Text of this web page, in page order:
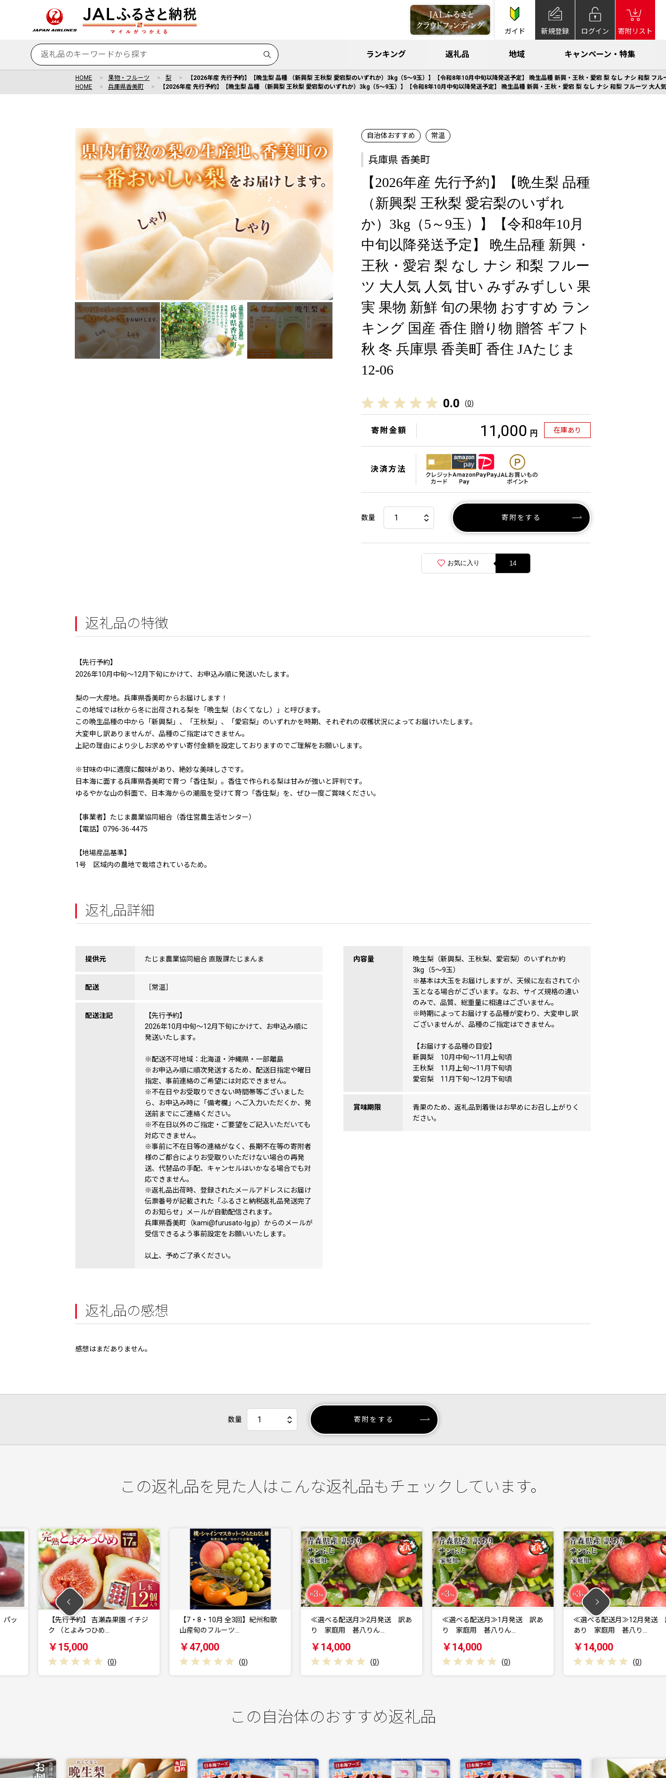
ガイド 新規登録 ログイン 寄附リスト
ランキング 返礼品 地域 キャンペーン・特集
HOME 果物・フルーツ 梨
【2026年産 先行予約】【晩生梨 品種 （新興梨 王秋梨 愛宕梨のいずれか）3kg（5～9玉）】【令和8年10月中旬以降発送予定】 晩生品種 新興・王秋・愛宕 梨 なし ナシ 和梨
HOME
兵庫県香美町 【2026年産 先行予約】【晩生梨 品種 （新興梨 王秋梨 愛宕梨のいずれか）3kg（5～9玉）】【令和8年10月中旬以降発送予定】 晩生品種 新興・王秋・愛宕 梨 なし ナシ 和梨 フルーツ 大
自治体おすすめ 常温
兵庫県 香美町
【2026年産 先行予約】【晩生梨 品種
（新興梨 王秋梨 愛宕梨のいずれ
か）3kg（5～9玉）】【令和8年10月
中旬以降発送予定】 晩生品種 新興・
王秋・愛宕 梨 なし ナシ 和梨 フルー
ツ 大人気 人気 甘い みずみずしい 果
実 果物 新鮮 旬の果物 おすすめ ラン
キング 国産 香住 贈り物 贈答 ギフト
秋 冬 兵庫県 香美町 香住 JAたじま
12-06
0.0 (0)
寄附金額 11,000 円 在庫あり
決済方法
数量 寄附をする
お気に入り 14
返礼品の特徴
【先行予約】
2026年10月中旬～12月下旬にかけて、お申込み順に発送いたします。
梨の一大産地。兵庫県香美町からお届けします！
この地域では秋から冬に出荷される梨を「晩生梨（おくてなし）」と呼びます。
この晩生品種の中から「新興梨」、「王秋梨」、「愛宕梨」のいずれかを時期、それぞれの収穫状況によってお届けいたします。
大変申し訳ありませんが、品種のご指定はできません。
上記の理由により少しお求めやすい寄付金額を設定しておりますのでご理解をお願いします。
※甘味の中に適度に酸味があり、絶妙な美味しさです。
日本海に面する兵庫県香美町で育つ「香住梨」。香住で作られる梨は甘みが強いと評判です。
ゆるやかな山の斜面で、日本海からの潮風を受けて育つ「香住梨」を、ぜひ一度ご賞味ください。
【事業者】たじま農業協同組合（香住営農生活センター）
【電話】0796-36-4475
【地場産品基準】
1号 区域内の農地で栽培されているため。
返礼品詳細
提供元 たじま農業協同組合 直販課たじまんま
配送 ［常温］
配送注記
【先行予約】
2026年10月中旬～12月下旬にかけて、お申込み順に
発送いたします。
※配送不可地域：北海道・沖縄県・一部離島
※お申込み順に順次発送するため、配送日指定や曜日
指定、事前連絡のご希望には対応できません。
※不在日やお受取りできない時間帯等ございました
ら、お申込み時に「備考欄」へご入力いただくか、発
送前までにご連絡ください。
※不在日以外のご指定・ご要望をご記入いただいても
対応できません。
※事前に不在日等の連絡がなく、長期不在等の寄附者
様のご都合によりお受取りいただけない場合の再発
送、代替品の手配、キャンセルはいかなる場合でも対
応できません。
※返礼品出荷時、登録されたメールアドレスにお届け
伝票番号が記載された「ふるさと納税返礼品発送完了
のお知らせ」メールが自動配信されます。
兵庫県香美町（kami@furusato-lg.jp）からのメールが
受信できるよう事前設定をお願いいたします。
以上、予めご了承ください。
内容量
晩生梨（新興梨、王秋梨、愛宕梨）のいずれか約
3kg（5～9玉）
※基本は大玉をお届けしますが、天候に左右されて小
玉となる場合がございます。なお、サイズ規格の違い
のみで、品質、総重量に相違はございません。
※時期によってお届けする品種が変わり、大変申し訳
ございませんが、品種のご指定はできません。
【お届けする品種の目安】
新興梨 10月中旬～11月上旬頃
王秋梨 11月上旬～11月下旬頃
愛宕梨 11月下旬～12月下旬頃
賞味期限
青果のため、返礼品到着後はお早めにお召し上がりく
ださい。
返礼品の感想
感想はまだありません。
数量 寄附をする
この返礼品を見た人はこんな返礼品もチェックしています。
瀬森果園 イチジ
【7・8・10月 全3回】紀州和歌
山産旬のフルーツ…
￥47,000
≪選べる配送月≫2月発送 訳あ
り 家庭用 甚八りん…
￥14,000
≪選べる配送月≫1月発送 訳あ
り 家庭用 甚八りん…
￥14,000
≪選べる配送月≫12月発送 訳
あり 家庭用 甚八り…
￥14,000
≪選べる配送月
あり 家庭用 甚
￥14,000
この自治体のおすすめ返礼品